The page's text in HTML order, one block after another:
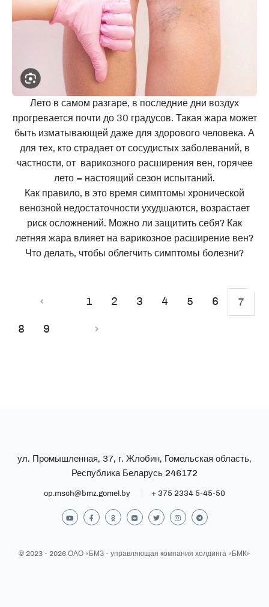
Лето в самом разгаре, в последние дни воздух
прогревается почти до 30 градусов. Такая жара может
быть изматывающей даже для здорового человека. А
для тех, кто страдает от сосудистых заболеваний, в
частности, от варикозного расширения вен, горячее
лето – настоящий сезон испытаний.
Как правило, в это время симптомы хронической
венозной недостаточности ухудшаются, возрастает
риск осложнений. Можно ли защитить себя? Как
летняя жара влияет на варикозное расширение вен?
Что делать, чтобы облегчить симптомы болезни?
1 2 3 4 5 6 7
8 9
ул. Промышленная, 37, г. Жлобин, Гомельская область,
Республика Беларусь 246172
op.msch@bmz.gomel.by + 375 2334 5-45-50
© 2023 - 2026 ОАО «БМЗ - управляющая компания холдинга «БМК»